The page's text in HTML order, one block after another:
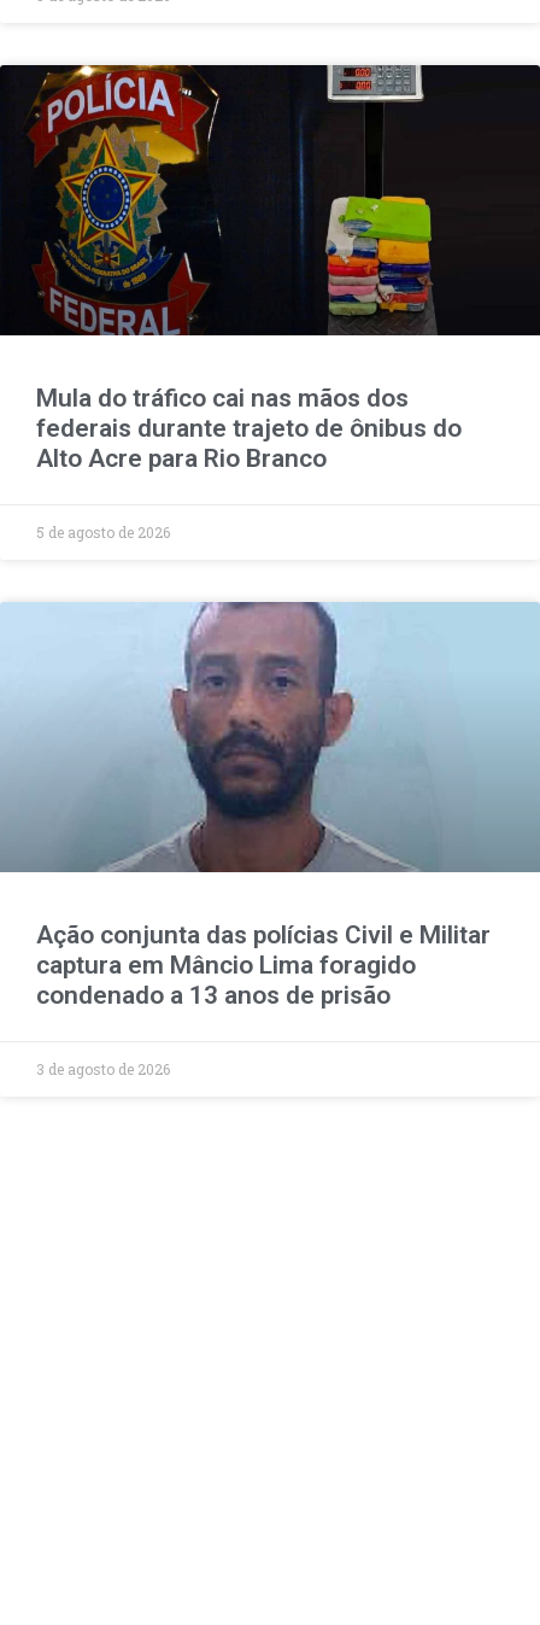
Mula do tráfico cai nas mãos dos
federais durante trajeto de ônibus do
Alto Acre para Rio Branco
5 de agosto de 2026
Ação conjunta das polícias Civil e Militar
captura em Mâncio Lima foragido
condenado a 13 anos de prisão
3 de agosto de 2026